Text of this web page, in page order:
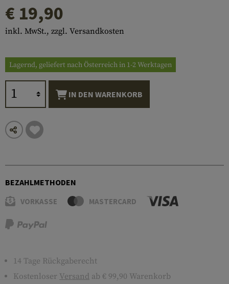
€ 19,90
inkl. MwSt., zzgl. Versandkosten
Lagernd, geliefert nach Österreich in 1-2 Werktagen
IN DEN WARENKORB
BEZAHLMETHODEN
VORKASSE MASTERCARD
14 Tage Rückgaberecht
Kostenloser Versand ab € 99,90 Warenkorb